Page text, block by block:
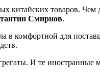
китайских товаров.
Смирнов.
в комфортной для
И те иностранные